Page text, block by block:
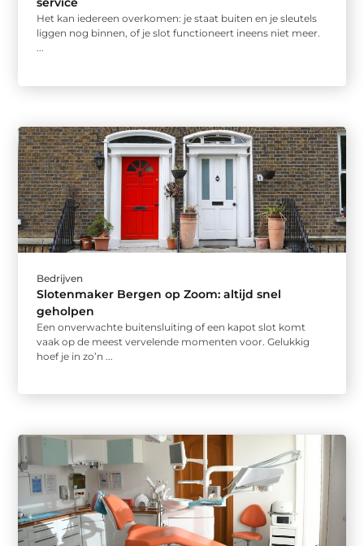
Het kan iedereen overkomen: je staat buiten en je sleutels
liggen nog binnen, of je slot functioneert ineens niet meer.
...
Bedrijven
Slotenmaker Bergen op Zoom: altijd snel
geholpen
Een onverwachte buitensluiting of een kapot slot komt
vaak op de meest vervelende momenten voor. Gelukkig
hoef je in zo’n ...